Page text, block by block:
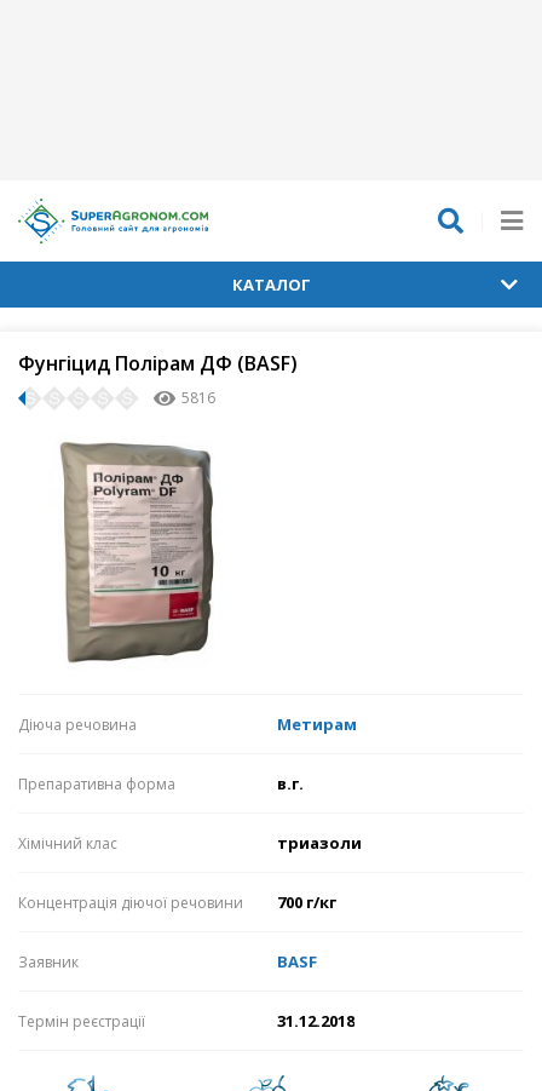
КАТАЛОГ
Фунгіцид Полірам ДФ (BASF)
5816
Діюча речовина Метирам
Препаративна форма в.г.
Хімічний клас триазоли
Концентрація діючої речовини 700 г/кг
Заявник BASF
Термін реєстрації 31.12.2018